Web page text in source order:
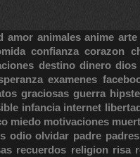
amor animales anime arte
confianza corazon
destino dinero dios
examenes
graciosas guerra
infancia internet
miedo motivaciones
odio olvidar padre padres
recuerdos religion risa